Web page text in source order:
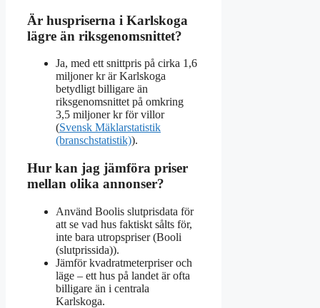
Är huspriserna i Karlskoga
lägre än riksgenomsnittet?
Ja, med ett snittpris på cirka 1,6
miljoner kr är Karlskoga
betydligt billigare än
riksgenomsnittet på omkring
3,5 miljoner kr för villor
(Svensk Mäklarstatistik
(branschstatistik)).
Hur kan jag jämföra priser
mellan olika annonser?
Använd Boolis slutprisdata för
att se vad hus faktiskt sålts för,
inte bara utropspriser (Booli
(slutprissida)).
Jämför kvadratmeterpriser och
läge – ett hus på landet är ofta
billigare än i centrala
Karlskoga.